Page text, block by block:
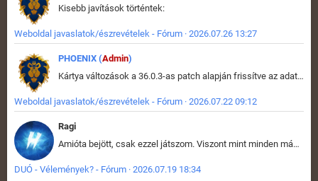
Kisebb javítások történtek:
Weboldal javaslatok/észrevételek - Fórum · 2026.07.26 13:27
PHOENIX (Admin)
Kártya változások a 36.0.3-as patch alapján frissítve az adatbázisban (képek is cserélve).
Weboldal javaslatok/észrevételek - Fórum · 2026.07.22 09:12
Ragi
Amióta bejött, csak ezzel játszom. Viszont mint minden más - akár az alapjáték is, ez is baromira összetett lett. Néha már pár kör után is esélytelen az egész. Vagy irreállisan túltápol valaki, vagy lelép a partner, vagy csak hülye mint a segg. És amikor eljönne az én időm, na akkor jön el mindenki másé is. Engem jobban érdekelne, hogy ki milyen ratingen szokott játszani. Na ez lenne egy érdekes adat.
DUÓ - Vélemények? - Fórum · 2026.07.19 18:34